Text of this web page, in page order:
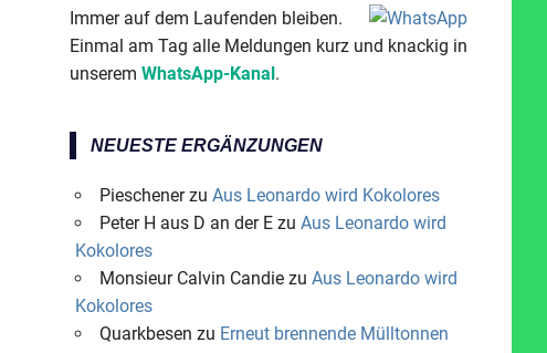
Immer auf dem Laufenden bleiben.
Einmal am Tag alle Meldungen kurz und knackig in
unserem WhatsApp-Kanal.
NEUESTE ERGÄNZUNGEN
Pieschenerzu Aus Leonardo wird Kokolores
Peter H aus D an der Ezu Aus Leonardo wird
Kokolores
Monsieur Calvin Candiezu Aus Leonardo wird
Kokolores
Quarkbesen zu Erneut brennende Mülltonnen